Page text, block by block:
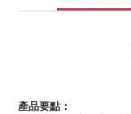
產品要點：